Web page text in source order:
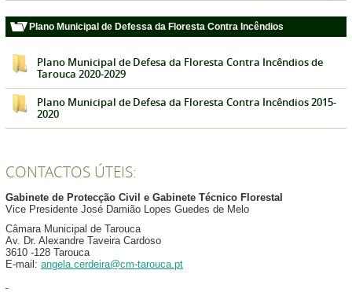
Plano Municipal de Defessa da Floresta Contra Incêndios
Plano Municipal de Defesa da Floresta Contra Incêndios de
Tarouca 2020-2029
Plano Municipal de Defesa da Floresta Contra Incêndios 2015-
2020
CONTACTOS ÚTEIS:
Gabinete de Protecção Civil e Gabinete Técnico Florestal
Vice Presidente José Damião Lopes Guedes de Melo
Câmara Municipal de Tarouca
Av. Dr. Alexandre Taveira Cardoso
3610 -128 Tarouca
E-mail: angela.cerdeira@cm-tarouca.pt